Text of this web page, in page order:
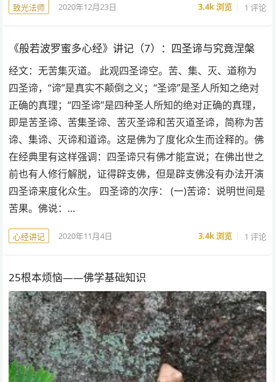
致光法师 2020年12月23日 3.4k浏览 1 评论
《般若波罗蜜多心经》讲记（7）：四圣谛与究竟涅槃
经文：无苦集灭道。 此观四圣谛空。苦、集、灭、道称为
四圣谛，“谛”是真实不颠倒之义；“圣谛”是圣人所知之绝对
正确的真理；“四圣谛”是四种圣人所知的绝对正确的真理，
即是苦圣谛、苦集圣谛、苦灭圣谛和苦灭道圣谛，简称为苦
谛、集谛、灭谛和道谛。这是佛为了度化众生而诠释的。佛
在经典里有这样强调：四圣谛只有佛才能宣说；在佛出世之
前也有人修行解脱，证得辟支佛，但是辟支佛没有办法开演
四圣谛来度化众生。 四圣谛的次序： (一)苦谛：说明世间是
苦果。佛说：…
心经讲记 2020年11月4日 3.4k浏览 1 评论
25根本烦恼——佛学基础知识